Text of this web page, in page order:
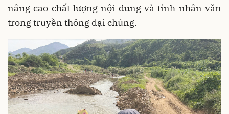
nâng cao chất lượng nội dung và tính nhân văn
trong truyền thông đại chúng.